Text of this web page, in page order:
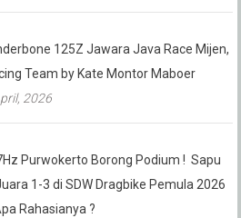
125Z Jawara Java Race Mijen,
Team by Kate Montor Maboer
2026
Purwokerto Borong Podium ! Sapu
1-3 di SDW Dragbike Pemula 2026
Rahasianya ?